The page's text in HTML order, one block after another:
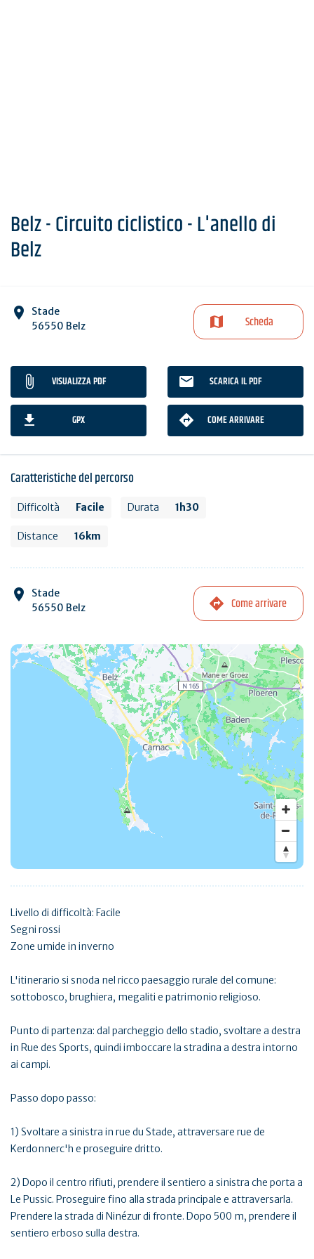
Belz - Circuito ciclistico - L'anello di
Belz
Stade
56550 Belz
Scheda
VISUALIZZA PDF SCARICA IL PDF
GPX COME ARRIVARE
Caratteristiche del percorso
Difficoltà Facile Durata 1h30
Distance 16km
Stade
56550 Belz
Come arrivare
Livello di difficoltà: Facile
Segni rossi
Zone umide in inverno
L'itinerario si snoda nel ricco paesaggio rurale del comune:
sottobosco, brughiera, megaliti e patrimonio religioso.
Punto di partenza: dal parcheggio dello stadio, svoltare a destra
in Rue des Sports, quindi imboccare la stradina a destra intorno
ai campi.
Passo dopo passo:
1) Svoltare a sinistra in rue du Stade, attraversare rue de
Kerdonnerc'h e proseguire dritto.
2) Dopo il centro rifiuti, prendere il sentiero a sinistra che porta a
Le Pussic. Proseguire fino alla strada principale e attraversarla.
Prendere la strada di Ninézur di fronte. Dopo 500 m, prendere il
sentiero erboso sulla destra.